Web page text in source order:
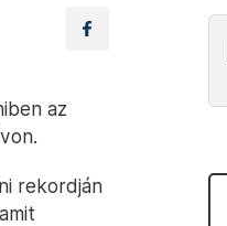
az
rekordján